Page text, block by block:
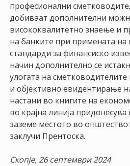
професионални
добиваат дополнителни
висококвалитетно знаење и
на банките при примената на
стандарди за финансиско
начин дополнително се
улогата на
и објективно евидентирање
настани во книгите на
во крајна линија
заземе местото во
заклучи Прентоска.
Скопје, 26 септември 2024